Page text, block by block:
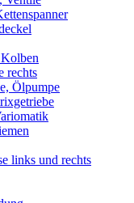
rechts
Ölpumpe
links und rechts